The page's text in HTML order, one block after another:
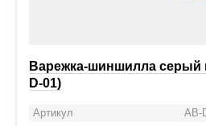
Варежка-шиншилла серый
D-01)
Артикул AB-